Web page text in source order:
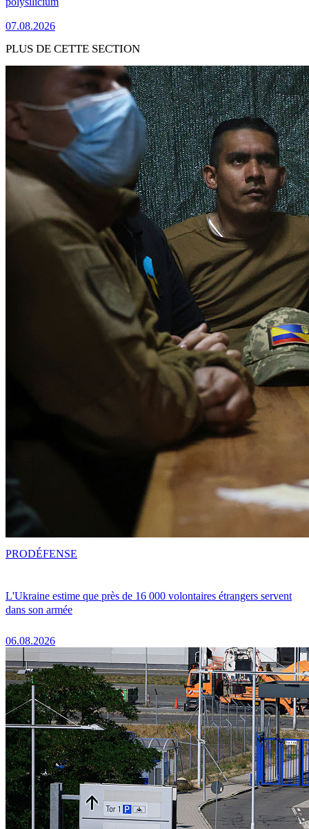
07.08.2026
PLUS DE CETTE SECTION
L'Ukraine estime que près de 16 000 volontaires étrangers servent
dans son armée
06.08.2026
PRODÉFENSE